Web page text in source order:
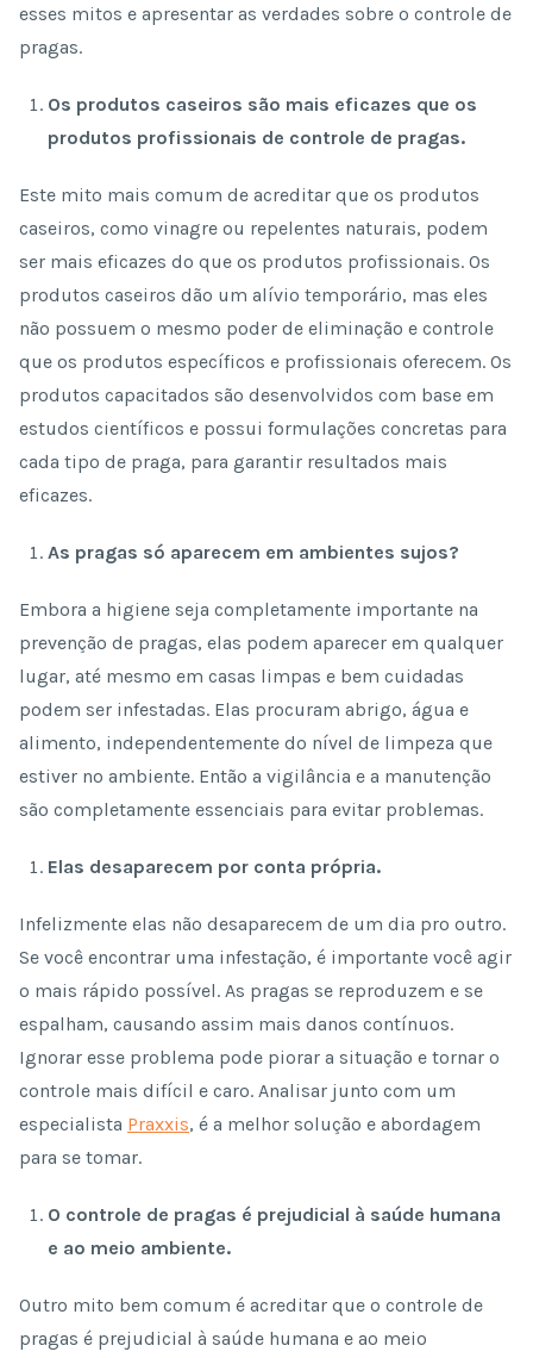
esses mitos e apresentar as verdades sobre o controle de
pragas.
Os produtos caseiros são mais eficazes que os
produtos profissionais de controle de pragas.
Este mito mais comum de acreditar que os produtos
caseiros, como vinagre ou repelentes naturais, podem
ser mais eficazes do que os produtos profissionais. Os
produtos caseiros dão um alívio temporário, mas eles
não possuem o mesmo poder de eliminação e controle
que os produtos específicos e profissionais oferecem. Os
produtos capacitados são desenvolvidos com base em
estudos científicos e possui formulações concretas para
cada tipo de praga, para garantir resultados mais
eficazes.
As pragas só aparecem em ambientes sujos?
Embora a higiene seja completamente importante na
prevenção de pragas, elas podem aparecer em qualquer
lugar, até mesmo em casas limpas e bem cuidadas
podem ser infestadas. Elas procuram abrigo, água e
alimento, independentemente do nível de limpeza que
estiver no ambiente. Então a vigilância e a manutenção
são completamente essenciais para evitar problemas.
Elas desaparecem por conta própria.
Infelizmente elas não desaparecem de um dia pro outro.
Se você encontrar uma infestação, é importante você agir
o mais rápido possível. As pragas se reproduzem e se
espalham, causando assim mais danos contínuos.
Ignorar esse problema pode piorar a situação e tornar o
controle mais difícil e caro. Analisar junto com um
especialista Praxxis, é a melhor solução e abordagem
para se tomar.
O controle de pragas é prejudicial à saúde humana
e ao meio ambiente.
Outro mito bem comum é acreditar que o controle de
pragas é prejudicial à saúde humana e ao meio